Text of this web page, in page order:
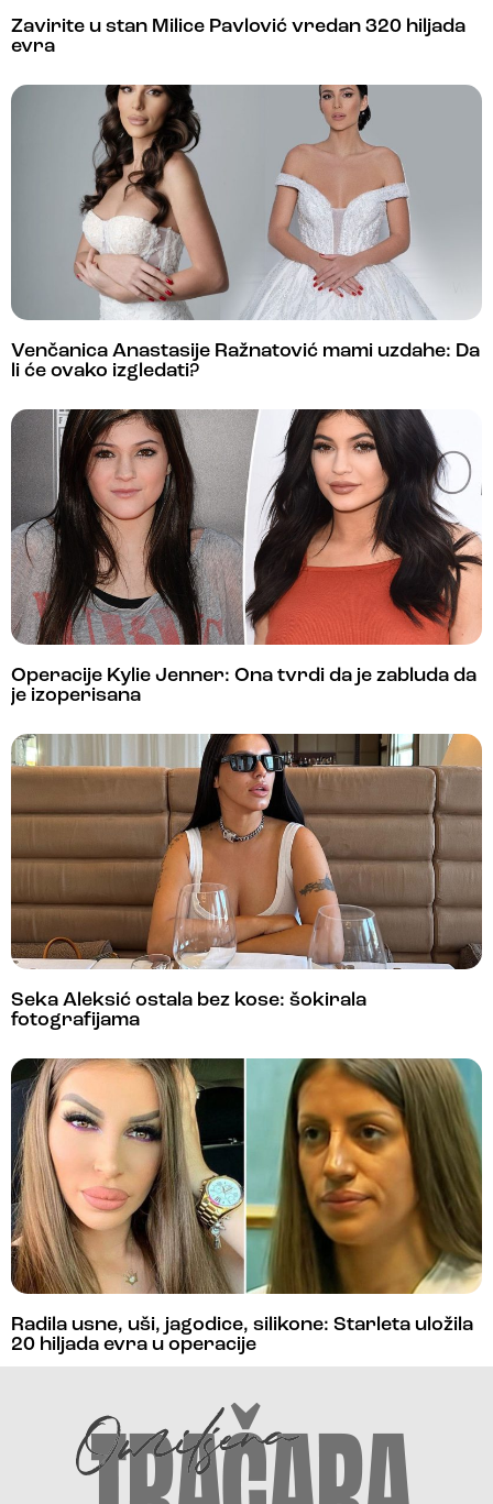
Zavirite u stan Milice Pavlović vredan 320 hiljada
evra
Venčanica Anastasije Ražnatović mami uzdahe: Da
li će ovako izgledati?
Operacije Kylie Jenner: Ona tvrdi da je zabluda da
je izoperisana
Seka Aleksić ostala bez kose: šokirala
fotografijama
Radila usne, uši, jagodice, silikone: Starleta uložila
20 hiljada evra u operacije